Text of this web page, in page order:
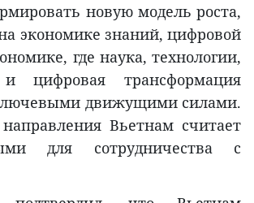
новую модель роста,
экономике знаний, цифровой
где наука, технологии,
цифровая трансформация
движущими силами.
Вьетнам считает
для сотрудничества с